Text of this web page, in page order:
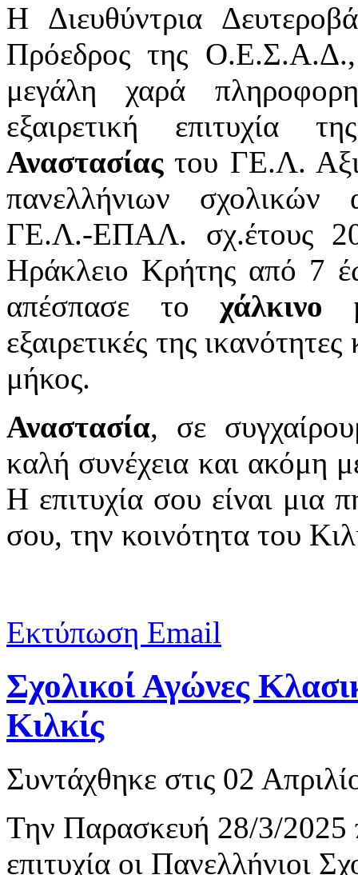
Η Διευθύντρια
Πρόεδρος της
μεγάλη χαρά
εξαιρετική επιτυχία
Αναστασίαςτου ΓΕ.Λ.
πανελλήνιων σχολικών
ΓΕ.Λ.-ΕΠΑΛ. σχ.έτους
Ηράκλειο Κρήτης από 7
απέσπασε τοχάλκινο
εξαιρετικές της
μήκος.
Αναστασία, σε
καλή συνέχεια και ακόμη
Η επιτυχία σου είναι μια
σου, την κοινότητα του
Εκτύπωση Email
Σχολικοί Αγώνες
Κιλκίς
Συντάχθηκε στις 02
Την Παρασκευή 28/3/2025
επιτυχία οι Πανελλήνιοι